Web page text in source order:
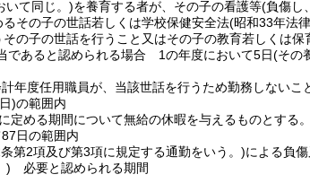
いて同じ。)を養育する者が、その子の看護等(負傷し
その子の世話若しくは学校保健安全法(昭和33年法
の子の世話を行うこと又はその子の教育若しくは
であると認められる場合 1の年度において5日(その
年度任用職員が、当該世話を行うため勤務しない
)の範囲内
に定める期間について無給の休暇を与えるものとする。
日の範囲内
第2項及び第3項に規定する通勤をいう。)による負
) 必要と認められる期間